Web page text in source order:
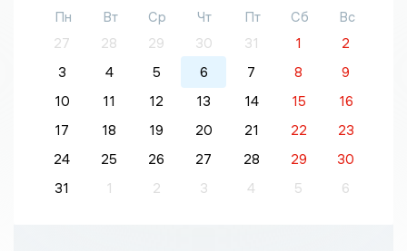
Пн Вт Ср Чт Пт Сб
Вс
27
28 29 30 31 1
2
3
4 5 6 7 8
9
10
11 12 13 14 15
16
17
18 19 20 21 22
23
24
25 26 27 28 29
30
31
1 2 3 4 5 6